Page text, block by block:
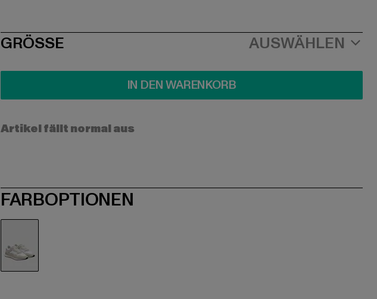
SIZE
GRÖSSE AUSWÄHLEN
IN DEN WARENKORB
Artikel fällt normal aus
FARBOPTIONEN